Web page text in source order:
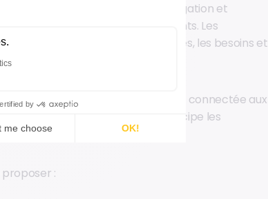
les historiques d’achat, de navigation et
du comportement de leurs clients. Les
sur les tendances émergentes, les besoins et
un levier concret lorsqu’elle est connectée aux
schémas de consommation, anticipe les
client individualisés.
: